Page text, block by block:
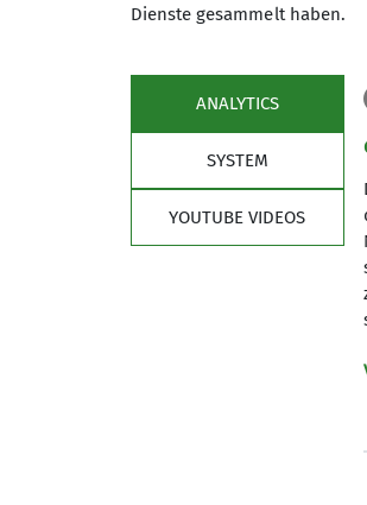
Maximale
Dienste gesammelt haben.
ANALYTICS
SYSTEM
YOUTUBE VIDEOS